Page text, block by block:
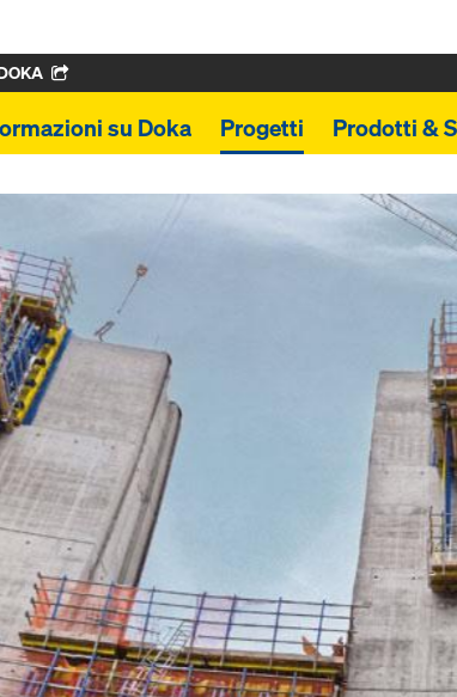
su Doka Progetti Prodotti &